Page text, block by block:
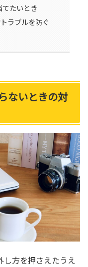
たいとき
ラブルを防ぐ
ないときの対
し方を押さえたうえ